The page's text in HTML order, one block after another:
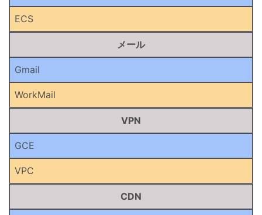
ECS
メール
Gmail
WorkMail
VPN
GCE
VPC
CDN